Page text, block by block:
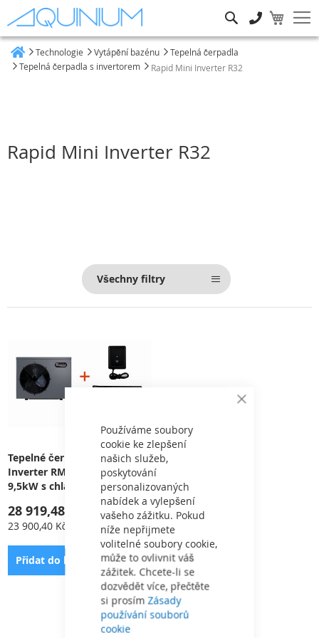
Close
Používáme soubory
cookie ke zlepšení
našich služeb,
poskytování
personalizovaných
nabídek a vylepšení
vašeho zážitku. Pokud
níže nepřijmete
volitelné soubory cookie,
může to ovlivnit váš
zážitek. Chcete-li se
dozvědět více, přečtěte
si prosímZásady
používání souborů
cookie
Technologie Vytápění bazénu
Tepelná čerpadla
Tepelná čerpadla s invertorem
Rapid Mini Inverter R32
Rapid Mini Inverter R32
Všechny filtry
Tepelné čerpadlo Rapid Mini
Inverter RMIC10 (BPNCR10)
9,5kW s chlazením (+ WiFi m
odul a zimní plachta)
28 919,48 Kč
23 900,40 Kč
Přidat do košíku
PŘIDAT
K
OBLÍBENÝM
Určeno pro bazény o objemu
Zobrazit na stránce